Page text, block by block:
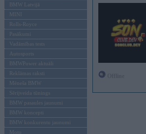
BMW Latvijā
MINI
Rolls-Royce
Pasākumi
Vadāmības tests
Autosports
BMWPower aktuāli
Reklāmas raksti
Mēneša BMW
Sērijveida tūnings
BMW pasaules jaunumi
BMW koncepti
BMW konkurentu jaunumi
Moto